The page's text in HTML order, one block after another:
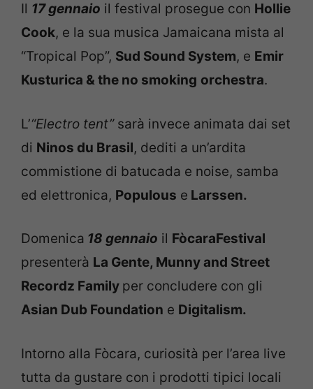
Il 17 gennaio il festival prosegue con Hollie
Cook, e la sua musica Jamaicana mista al
“Tropical Pop”, Sud Sound System, e Emir
Kusturica & the no smoking orchestra.
L’“Electro tent”sarà invece animata dai set
di Ninos du Brasil, dediti a un’ardita
commistione di batucada e noise, samba
ed elettronica, Populous e Larssen.
Domenica 18 gennaio il FòcaraFestival
presenterà La Gente, Munny and Street
Recordz Family per concludere con gli
Asian Dub Foundation e Digitalism.
Intorno alla Fòcara, curiosità per l’area live
tutta da gustare con i prodotti tipici locali